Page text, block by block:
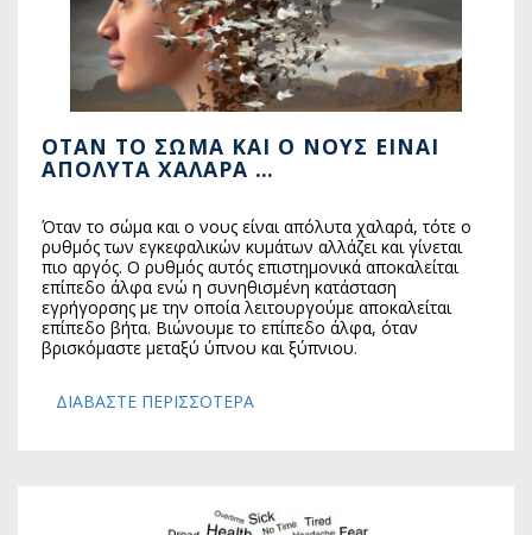
ΌΤΑΝ ΤΟ ΣΏΜΑ ΚΑΙ Ο ΝΟΥΣ ΕΊΝΑΙ
ΑΠΌΛΥΤΑ ΧΑΛΑΡΆ …
Όταν το σώμα και ο νους είναι απόλυτα χαλαρά, τότε ο
ρυθμός των εγκεφαλικών κυμάτων αλλάζει και γίνεται
πιο αργός. Ο ρυθμός αυτός επιστημονικά αποκαλείται
επίπεδο άλφα ενώ η συνηθισμένη κατάσταση
εγρήγορσης με την οποία λειτουργούμε αποκαλείται
επίπεδο βήτα. Βιώνουμε το επίπεδο άλφα, όταν
βρισκόμαστε μεταξύ ύπνου και ξύπνιου.
ΔΙΑΒΆΣΤΕ ΠΕΡΙΣΣΌΤΕΡΑ